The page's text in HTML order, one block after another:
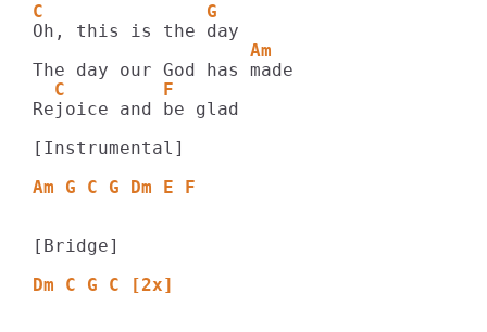
C               G
                    Am
  C         F
Rejoice and be glad
[Instrumental]
Am G C G Dm E F
[Bridge]
Dm C G C [2x]